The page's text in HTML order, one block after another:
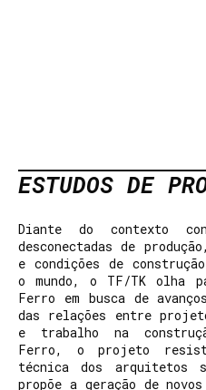
ESTUDOS DE
Diante do contexto
desconectadas de
e condições de
o mundo, o TF/TK olha
Ferro em busca de
das relações entre
e trabalho na
Ferro, o projeto
técnica dos arquitetos
propõe a geração de